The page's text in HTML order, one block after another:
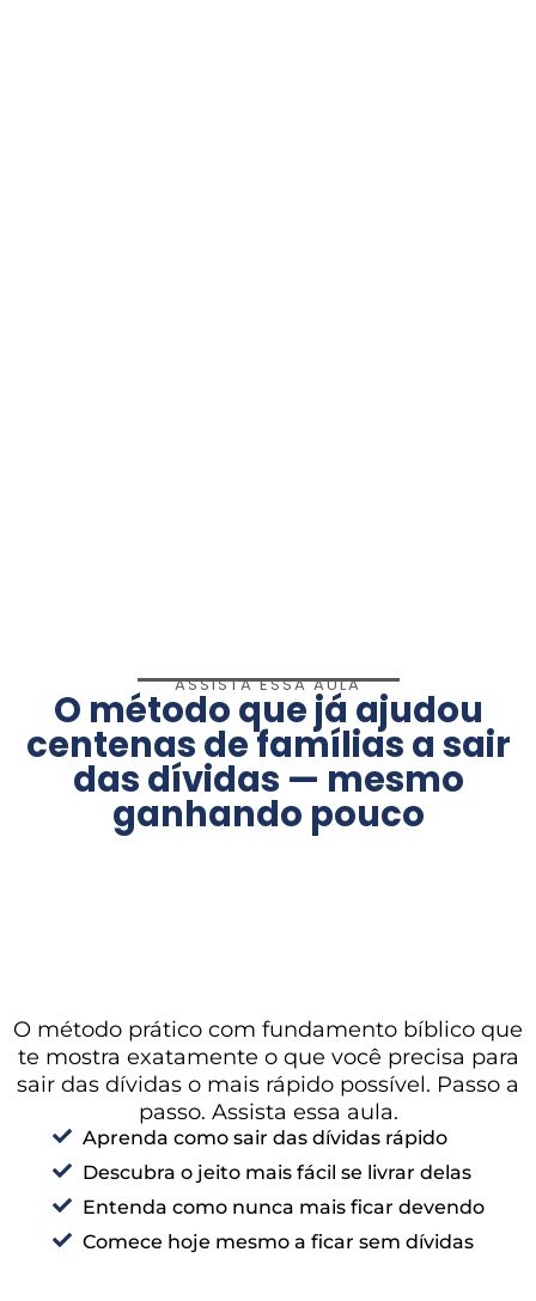
ASSISTA ESSA AULA
O método que já ajudou
centenas de famílias a sair
das dívidas — mesmo
ganhando pouco
O método prático com fundamento bíblico que
te mostra exatamente o que você precisa para
sair das dívidas o mais rápido possível. Passo a
passo. Assista essa aula.
Aprenda como sair das dívidas rápido
Descubra o jeito mais fácil se livrar delas
Entenda como nunca mais ficar devendo
Comece hoje mesmo a ficar sem dívidas